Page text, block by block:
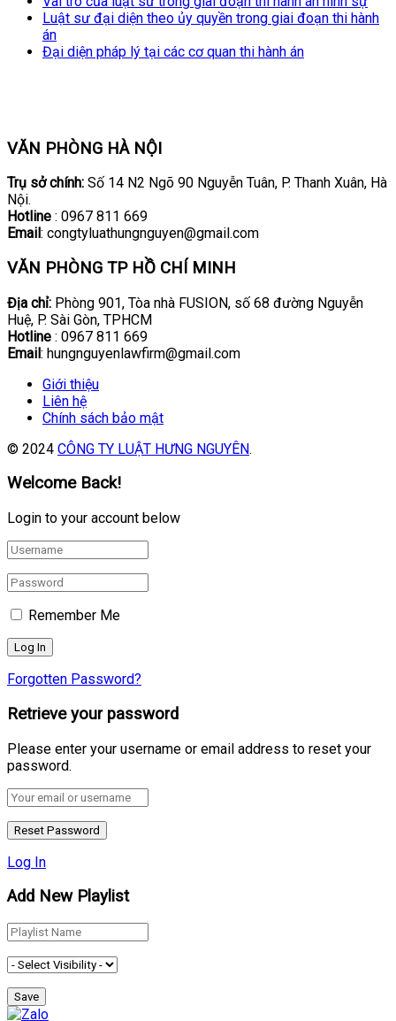
Luật sư đại diện theo ủy quyền trong giai đoạn thi hành
án
Đại diện pháp lý tại các cơ quan thi hành án
VĂN PHÒNG HÀ NỘI
Trụ sở chính: Số 14 N2 Ngõ 90 Nguyễn Tuân, P. Thanh Xuân, Hà
Nội.
Hotline : 0967 811 669
Email : congtyluathungnguyen@gmail.com
VĂN PHÒNG TP HỒ CHÍ MINH
Địa chỉ: Phòng 901, Tòa nhà FUSION, số 68 đường Nguyễn
Huệ, P. Sài Gòn, TPHCM
Hotline : 0967 811 669
Email: hungnguyenlawfirm@gmail.com
Giới thiệu
Liên hệ
Chính sách bảo mật
© 2024 CÔNG TY LUẬT HƯNG NGUYÊN.
Welcome Back!
Login to your account below
Remember Me
Forgotten Password?
Retrieve your password
Please enter your username or email address to reset your
password.
Log In
Add New Playlist